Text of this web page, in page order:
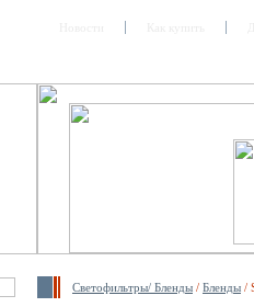
Светофильтры/ Бленды / Бленды /